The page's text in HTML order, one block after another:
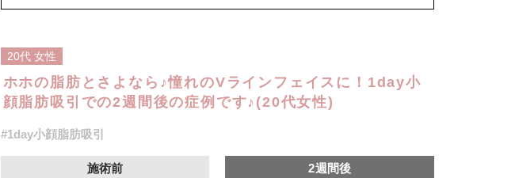
20代 女性
ホホの脂肪とさよなら♪憧れのVラインフェイスに！1day小
顔脂肪吸引での2週間後の症例です♪(20代女性)
#1day小顔脂肪吸引
施術前 2週間後